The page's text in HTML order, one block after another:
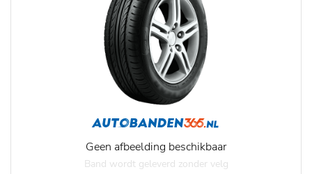
Geen afbeelding beschikbaar
Band wordt geleverd zonder velg